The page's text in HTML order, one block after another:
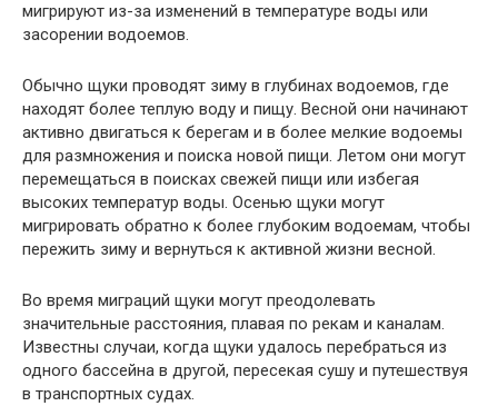
мигрируют из-за изменений в температуре воды или
засорении водоемов.
Обычно щуки проводят зиму в глубинах водоемов, где
находят более теплую воду и пищу. Весной они начинают
активно двигаться к берегам и в более мелкие водоемы
для размножения и поиска новой пищи. Летом они могут
перемещаться в поисках свежей пищи или избегая
высоких температур воды. Осенью щуки могут
мигрировать обратно к более глубоким водоемам, чтобы
пережить зиму и вернуться к активной жизни весной.
Во время миграций щуки могут преодолевать
значительные расстояния, плавая по рекам и каналам.
Известны случаи, когда щуки удалось перебраться из
одного бассейна в другой, пересекая сушу и путешествуя
в транспортных судах.